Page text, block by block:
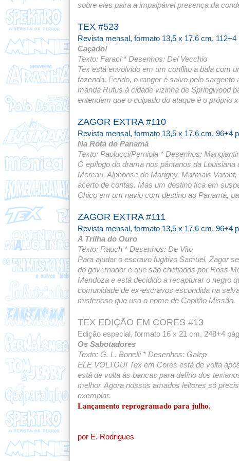
sobre eles paira a impalpável presença da
TEX #523
Revista mensal, formato 13,5 x 17,6 cm, 112+4
Caçado!
Texto: Faraci * Desenhos: Del Vecchio
Tex está envolvido em um conflito a bala com
fazenda. Ferido, o ranger é salvo pelo
manda Rufus à cidade vizinha de Springwood
entendem que o culpado do ataque é o próprio
ZAGOR EXTRA #110
Revista mensal, formato 13,5 x 17,6 cm, 96+4
Na Rota do Panamá
Texto: Paolucci/Perniola * Desenhos:
O epílogo do drama nos pântanos da
Moreau, Alphonse de Marigny, Marmais
acerto de contas. Mas um destino fica em
Chico em um navio com destino ao Panamá,
ZAGOR EXTRA #111
Revista mensal, formato 13,5 x 17,6 cm, 96+4
A Trilha do Ouro
Texto: Rauch * Desenhos: De Vito
Para ajudar o escravo fugitivo Samuel, Zagor
do governador e que são chefiados por Ross
Mendoza e está decidido a recapturar o negro
comunidade de ex-escravos escondida na
misterioso que usa o nome de Capitão Missão.
TEX EDIÇÃO EM CORES #13
Edição especial, formato 16 x 21 cm, 248+4
Os Sabotadores
Texto: G. L. Bonelli * Desenhos: Galep
ELE VOLTOU! Tex em Cores está de volta
está de volta às bancas para delírio dos
melhor. Agora nossos amados leitores só
exemplar.
Lançamento reprogramado para julho.
por E. Rodrigues